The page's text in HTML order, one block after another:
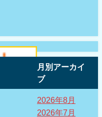
月別アーカイ
ブ
2026年8月
2026年7月